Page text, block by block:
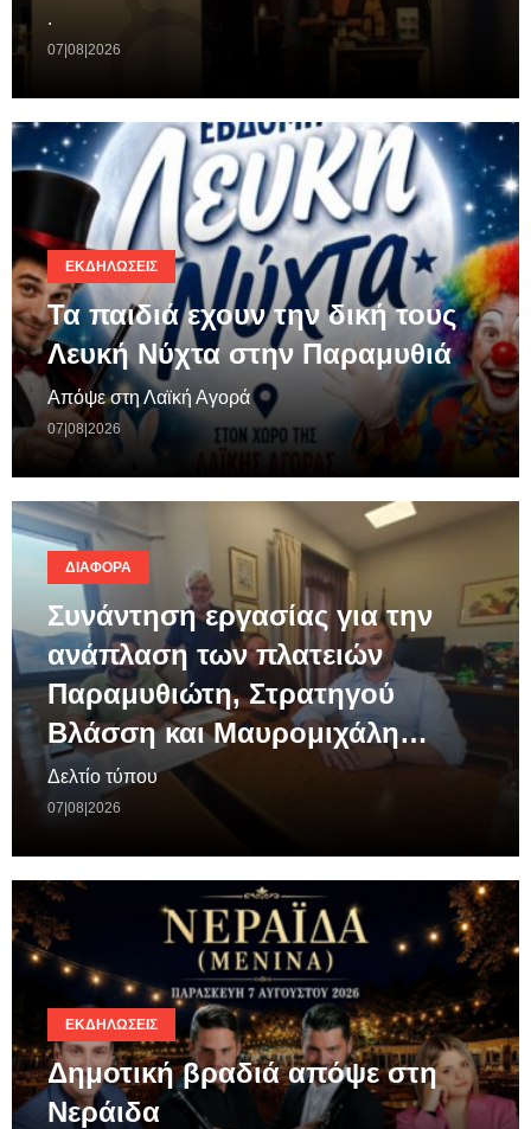
.
07|08|2026
ΕΚΔΗΛΏΣΕΙΣ
Τα παιδιά εχουν την δική τους
Λευκή Νύχτα στην Παραμυθιά
Απόψε στη Λαϊκή Αγορά
07|08|2026
ΔΙΆΦΟΡΑ
Συνάντηση εργασίας για την
ανάπλαση των πλατειών
Παραμυθιώτη, Στρατηγού
Βλάσση και Μαυρομιχάλη…
Δελτίο τύπου
07|08|2026
ΕΚΔΗΛΏΣΕΙΣ
Δημοτική βραδιά απόψε στη
Νεράιδα